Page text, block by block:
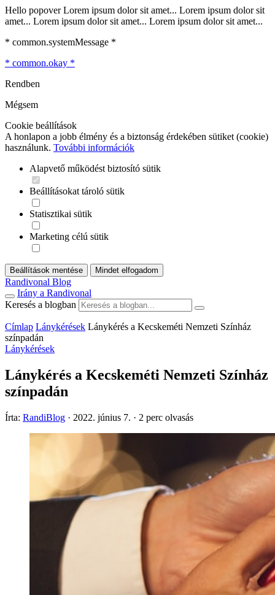
Hello popover Lorem ipsum dolor sit amet... Lorem ipsum dolor sit
amet... Lorem ipsum dolor sit amet... Lorem ipsum dolor sit amet...
* common.systemMessage *
* common.okay *
Rendben
Mégsem
Cookie beállítások
A honlapon a jobb élmény és a biztonság érdekében sütiket (cookie)
használunk. További információk
Alapvető működést biztosító sütik
Beállításokat tároló sütik
Statisztikai sütik
Marketing célú sütik
Beállítások mentése Mindet elfogadom
Randivonal Blog
Irány a Randivonal
Keresés a blogban
Címlap Lánykérések Lánykérés a Kecskeméti Nemzeti Színház
színpadán
Lánykérések
Lánykérés a Kecskeméti Nemzeti Színház
színpadán
Írta: RandiBlog · 2022. június 7. · 2 perc olvasás